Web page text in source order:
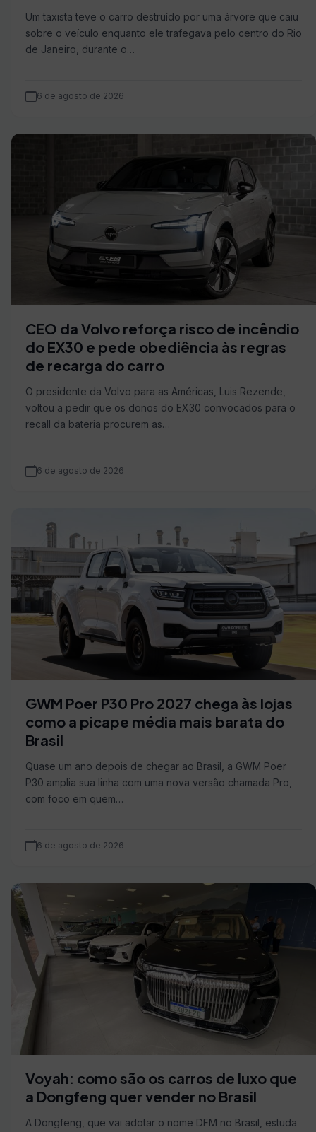
Um taxista teve o carro destruído por uma árvore que caiu
sobre o veículo enquanto ele trafegava pelo centro do Rio
de Janeiro, durante o…
6 de agosto de 2026
CEO da Volvo reforça risco de incêndio
do EX30 e pede obediência às regras
de recarga do carro
O presidente da Volvo para as Américas, Luis Rezende,
voltou a pedir que os donos do EX30 convocados para o
recall da bateria procurem as…
6 de agosto de 2026
GWM Poer P30 Pro 2027 chega às lojas
como a picape média mais barata do
Brasil
Quase um ano depois de chegar ao Brasil, a GWM Poer
P30 amplia sua linha com uma nova versão chamada Pro,
com foco em quem…
6 de agosto de 2026
Voyah: como são os carros de luxo que
a Dongfeng quer vender no Brasil
A Dongfeng, que vai adotar o nome DFM no Brasil, estuda